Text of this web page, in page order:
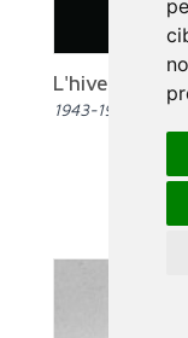
L'hiver le plus
1943-1944 : Pie